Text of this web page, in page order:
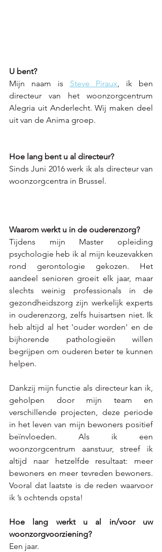
U bent?
Mijn naam is Steve Piraux, ik ben
directeur van het woonzorgcentrum
Alegria uit Anderlecht. Wij maken deel
uit van de Anima groep.
Hoe lang bent u al directeur?
Sinds Juni 2016 werk ik als directeur van
woonzorgcentra in Brussel.
Waarom werkt u in de ouderenzorg?
Tijdens mijn Master opleiding
psychologie heb ik al mijn keuzevakken
rond gerontologie gekozen. Het
aandeel senioren groeit elk jaar, maar
slechts weinig professionals in de
gezondheidszorg zijn werkelijk experts
in ouderenzorg, zelfs huisartsen niet. Ik
heb altijd al het 'ouder worden' en de
bijhorende pathologieën willen
begrijpen om ouderen beter te kunnen
helpen.
Dankzij mijn functie als directeur kan ik,
geholpen door mijn team en
verschillende projecten, deze periode
in het leven van mijn bewoners positief
beïnvloeden. Als ik een
woonzorgcentrum aanstuur, streef ik
altijd naar hetzelfde resultaat: meer
bewoners en meer tevreden bewoners.
Vooral dat laatste is de reden waarvoor
ik ’s ochtends opsta!
Hoe lang werkt u al in/voor uw
woonzorgvoorziening?
Een jaar.